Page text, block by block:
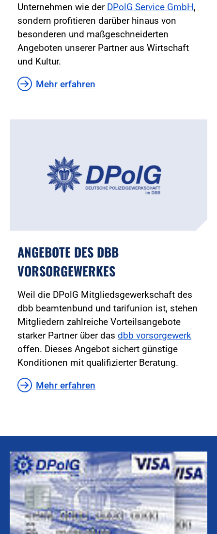
Unternehmen wie der DPolG Service GmbH,
sondern profitieren darüber hinaus von
besonderen und maßgeschneiderten
Angeboten unserer Partner aus Wirtschaft
und Kultur.
Mehr erfahren
ANGEBOTE DES DBB
VORSORGEWERKES
Weil die DPolG Mitgliedsgewerkschaft des
dbb beamtenbund und tarifunion ist, stehen
Mitgliedern zahlreiche Vorteilsangebote
starker Partner über das dbb vorsorgewerk
offen. Dieses Angebot sichert günstige
Konditionen mit qualifizierter Beratung.
Mehr erfahren